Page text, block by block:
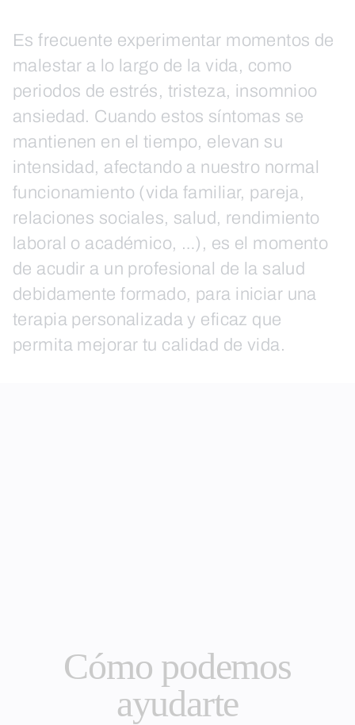
Es frecuente experimentar momentos de
malestar a lo largo de la vida, como
periodos de estrés, tristeza, insomnioo
ansiedad. Cuando estos síntomas se
mantienen en el tiempo, elevan su
intensidad, afectando a nuestro normal
funcionamiento (vida familiar, pareja,
relaciones sociales, salud, rendimiento
laboral o académico, …), es el momento
de acudir a un profesional de la salud
debidamente formado, para iniciar una
terapia personalizada y eficaz que
permita mejorar tu calidad de vida.
Cómo podemos
ayudarte